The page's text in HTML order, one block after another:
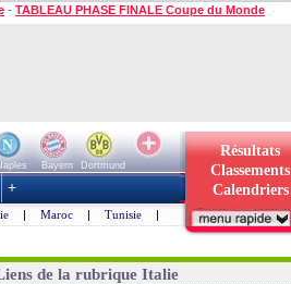
- TABLEAU PHASE FINALE Coupe du Monde
Bayern
Dortmund
Résultats
Classements
Calendriers
+
| Maroc | Tunisie |
de la rubrique Italie